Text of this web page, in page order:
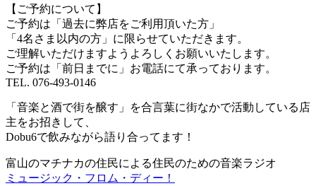
【ご予約について】
ご予約は「過去に弊店をご利用頂いた方」
「4名さま以内の方」に限らせていただきます。
ご理解いただけますようよろしくお願いいたします。
ご予約は「前日までに」お電話にて承っております。
TEL. 076-493-0146
「音楽と酒で街を醸す」を合言葉に街なかで活動している店
主をお招きして、
Dobu6で飲みながら語り合ってます！
富山のマチナカの住民による住民のための音楽ラジオ
ミュージック・フロム・ディー！